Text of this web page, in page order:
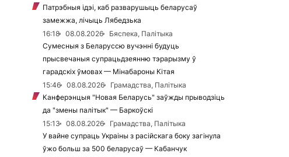
Патрэбныя ідэі, каб разварушыць беларусаў
замежжа, лічыць Лябедзька
16:18
08.08.2026
Бяспека, Палітыка
Сумесныя з Беларуссю вучэнні будуць
прысвечаныя супрацьдзеянню тэрарызму ў
гарадскіх ўмовах — Мінабароны Кітая
15:46
08.08.2026
Грамадства, Палітыка
Канферэнцыя "Новая Беларусь" заўжды прыводзіць
да "змены палітык" — Баркоўскі
15:13
08.08.2026
Грамадства, Палітыка
У вайне супраць Украіны з расійскага боку загінула
ўжо больш за 500 беларусаў — Кабанчук